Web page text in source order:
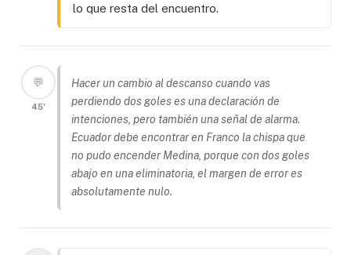
lo que resta del encuentro.
💬
45'
Hacer un cambio al descanso cuando vas
perdiendo dos goles es una declaración de
intenciones, pero también una señal de alarma.
Ecuador debe encontrar en Franco la chispa que
no pudo encender Medina, porque con dos goles
abajo en una eliminatoria, el margen de error es
absolutamente nulo.